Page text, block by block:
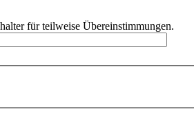
für teilweise Übereinstimmungen.